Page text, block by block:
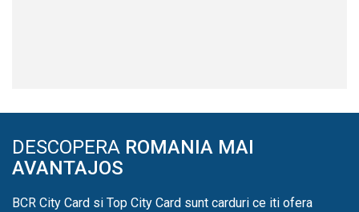
DESCOPERA ROMANIA MAI
AVANTAJOS
BCR City Card si Top City Card sunt carduri ce iti ofera